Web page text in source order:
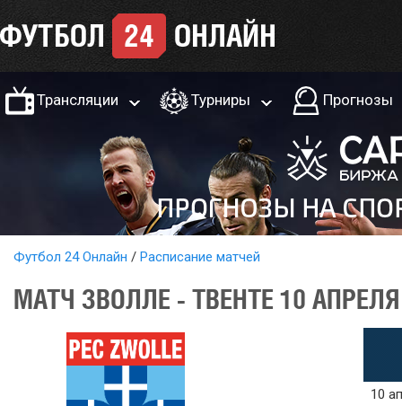
Трансляции Турниры Прогнозы
Футбол 24 Онлайн Расписание матчей
МАТЧ ЗВОЛЛЕ - ТВЕНТЕ 10
10